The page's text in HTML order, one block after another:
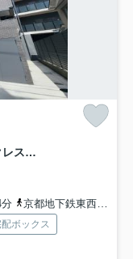
CREST TAPP 京都太秦天神川dexⅠ（クレストタップ京都太秦天神川デクスワン）
京都地下鉄東西線「太秦天神川」駅 徒歩10分
ボックス